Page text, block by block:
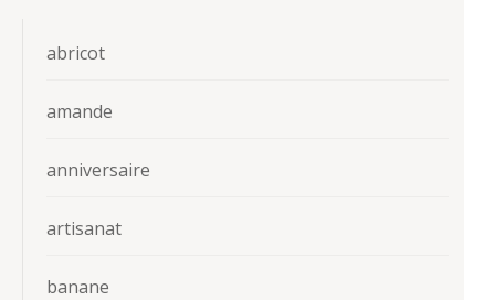
abricot
amande
anniversaire
artisanat
banane